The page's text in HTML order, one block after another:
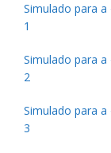
Simulado para
1
Simulado para
2
Simulado para
3